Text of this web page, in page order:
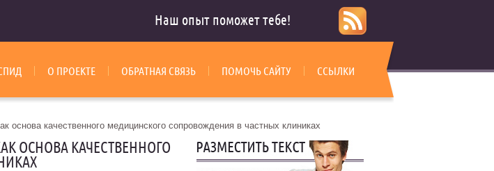
Наш опыт поможет тебе!
О ПРОЕКТЕ ОБРАТНАЯ СВЯЗЬ ПОМОЧЬ САЙТУ ССЫЛКИ
основа качественного медицинского сопровождения в частных клиниках
ОСНОВА КАЧЕСТВЕННОГО